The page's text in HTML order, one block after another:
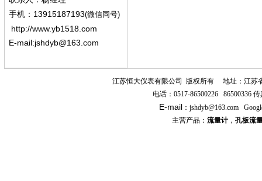
手机 ： 13915187193(微信同号)
http://www.yb1518.com
E-mail:jshdyb@163.com
江苏恒大仪表有限公司 版权所有
地址：江苏
电话： 0517-86500226 86500336 传
E-mail ： jshdyb@163.com
主营产品： 流量计， 孔板流